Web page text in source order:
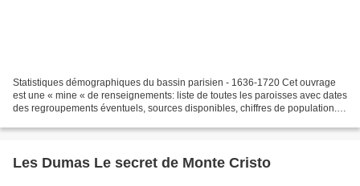
Statistiques démographiques du bassin parisien - 1636-1720 Cet ouvrage
est une « mine « de renseignements: liste de toutes les paroisses avec dates
des regroupements éventuels, sources disponibles, chiffres de population...
Les Dumas Le secret de Monte Cristo